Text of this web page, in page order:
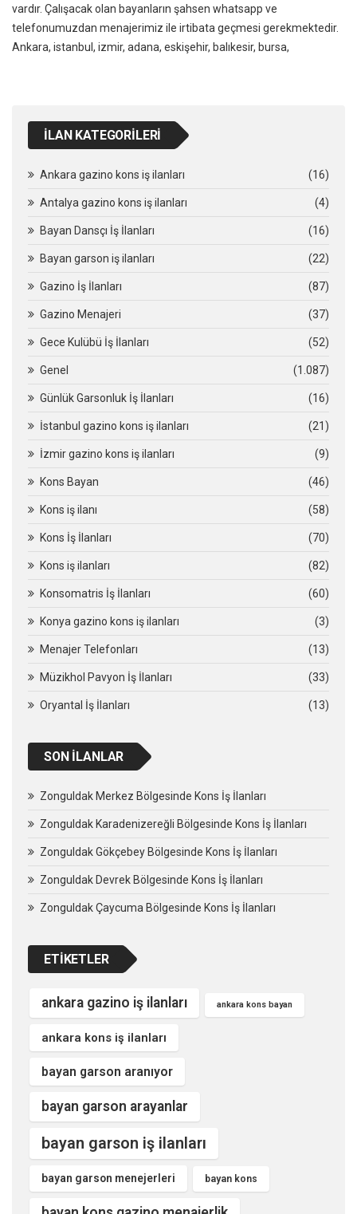
vardır. Çalışacak olan bayanların şahsen whatsapp ve
telefonumuzdan menajerimiz ile irtibata geçmesi gerekmektedir.
Ankara, istanbul, izmir, adana, eskişehir, balıkesir, bursa,
İLAN KATEGORILERI
Ankara gazino kons iş ilanları (16)
Antalya gazino kons iş ilanları (4)
Bayan Dansçı İş İlanları (16)
Bayan garson iş ilanları (22)
Gazino İş İlanları (87)
Gazino Menajeri (37)
Gece Kulübü İş İlanları (52)
Genel (1.087)
Günlük Garsonluk İş İlanları (16)
İstanbul gazino kons iş ilanları (21)
İzmir gazino kons iş ilanları (9)
Kons Bayan (46)
Kons iş ilanı (58)
Kons İş İlanları (70)
Kons iş ilanları (82)
Konsomatris İş İlanları (60)
Konya gazino kons iş ilanları (3)
Menajer Telefonları (13)
Müzikhol Pavyon İş İlanları (33)
Oryantal İş İlanları (13)
SON İLANLAR
Zonguldak Merkez Bölgesinde Kons İş İlanları
Zonguldak Karadenizereğli Bölgesinde Kons İş İlanları
Zonguldak Gökçebey Bölgesinde Kons İş İlanları
Zonguldak Devrek Bölgesinde Kons İş İlanları
Zonguldak Çaycuma Bölgesinde Kons İş İlanları
ETIKETLER
ankara gazino iş ilanları ankara kons bayan
ankara kons iş ilanları
bayan garson aranıyor
bayan garson arayanlar
bayan garson iş ilanları
bayan garson menejerleri bayan kons